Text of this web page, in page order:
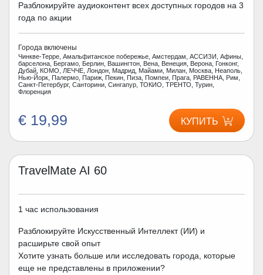
Разблокируйте аудиоконтент всех доступных городов на 3
года по акции
Города включены
Чинкве-Терре, Амальфитанское побережье, Амстердам, АССИЗИ, Афины,
барселона, Бергамо, Берлин, Вашингтон, Вена, Венеция, Верона, Гонконг,
Дубай, КОМО, ЛЕЧЧЕ, Лондон, Мадрид, Майами, Милан, Москва, Неаполь,
Нью-Йорк, Палермо, Париж, Пекин, Пиза, Помпеи, Прага, РАВЕННА, Рим,
Санкт-Петербург, Санторини, Сингапур, ТОКИО, ТРЕНТО, Турин,
Флоренция
€ 19,99 КУПИТЬ
TravelMate AI 60
1 час использования
Разблокируйте Искусственный Интеллект (ИИ) и
расширьте свой опыт
Хотите узнать больше или исследовать города, которые
еще не представлены в приложении?